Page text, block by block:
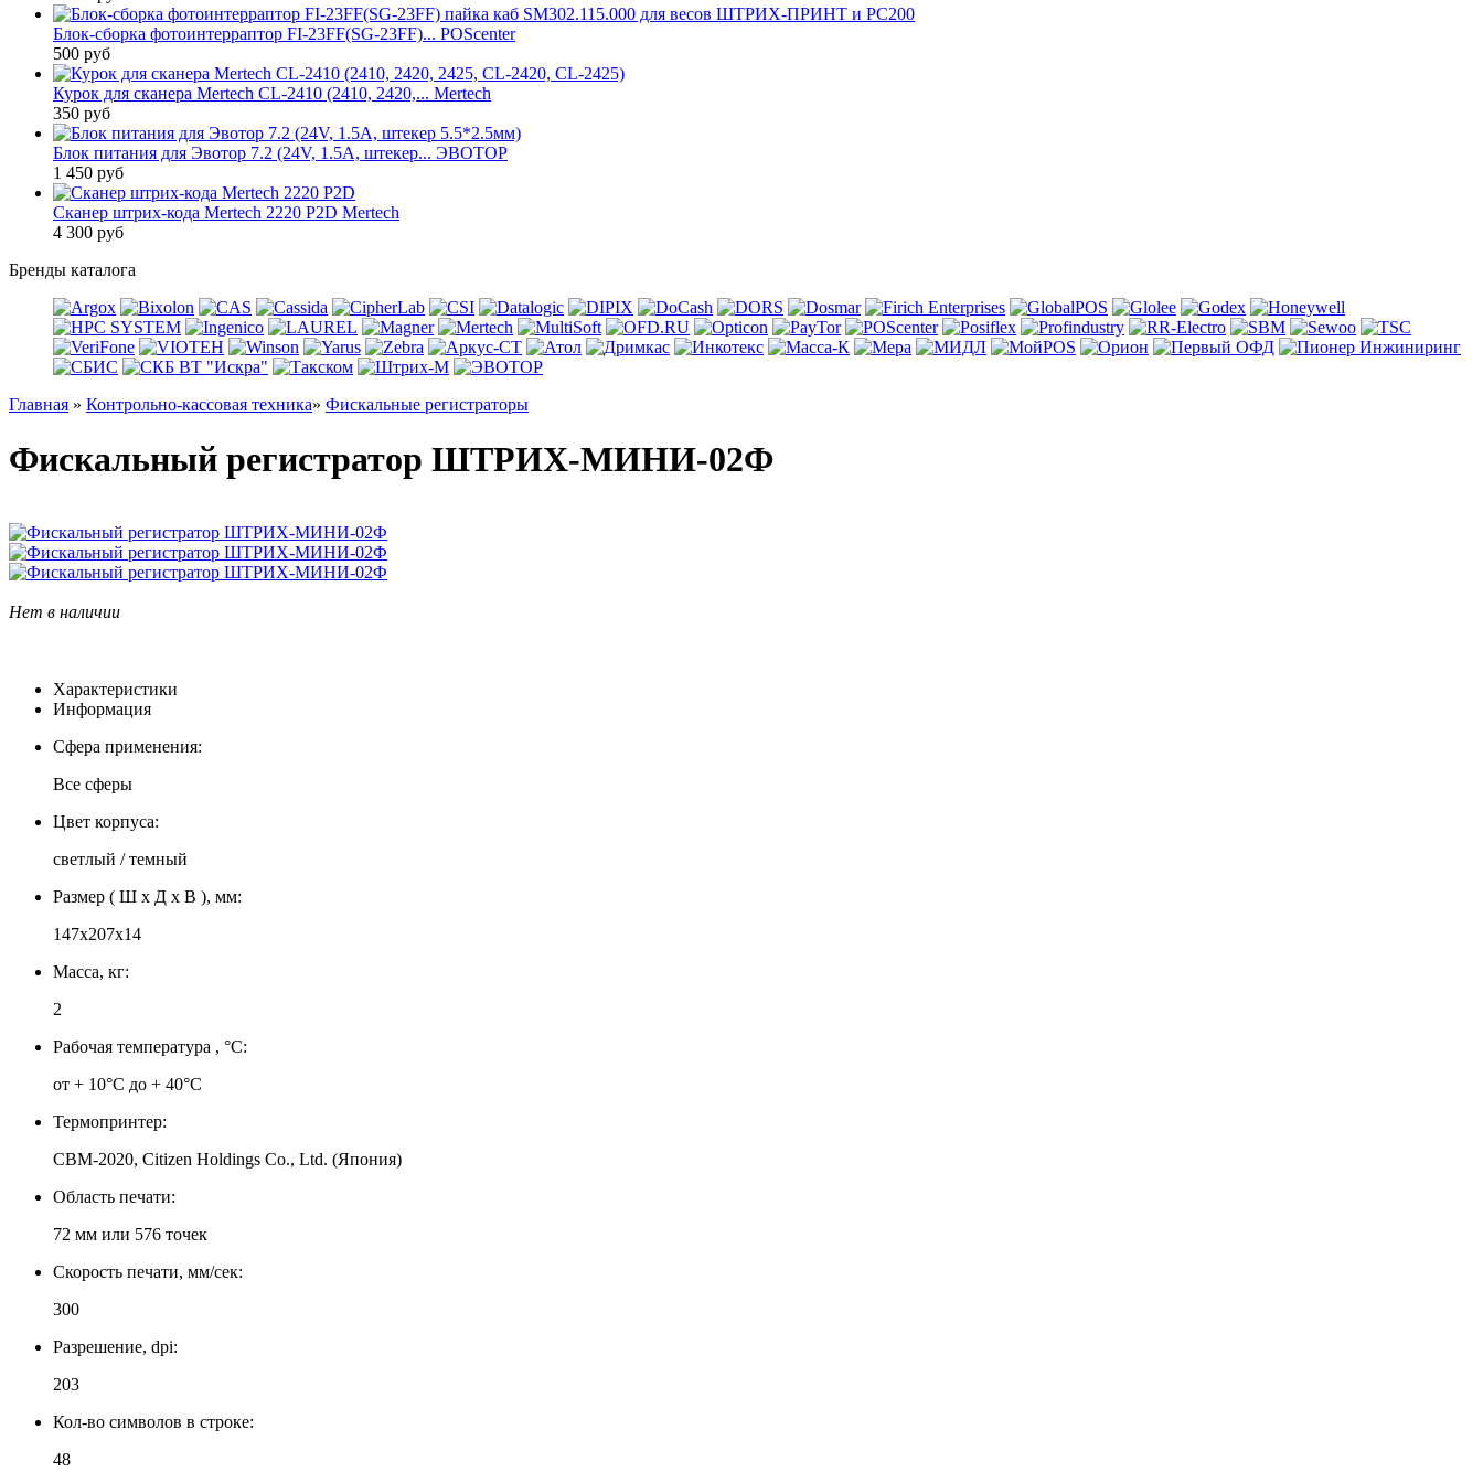
Блок-сборка фотоинтерраптор FI-23FF(SG-23FF)... POScenter
500 руб
Курок для сканера Mertech CL-2410 (2410, 2420,... Mertech
350 руб
Блок питания для Эвотор 7.2 (24V, 1.5A, штекер... ЭВОТОР
1 450 руб
Сканер штрих-кода Mertech 2220 P2D Mertech
4 300 руб
Бренды каталога
Главная » Контрольно-кассовая техника» Фискальные регистраторы
Фискальный регистратор ШТРИХ-МИНИ-02Ф
Нет в наличии
Характеристики
Информация
Сфера применения:
Все сферы
Цвет корпуса:
светлый / темный
Размер ( Ш x Д x В ), мм:
147х207х14
Масса, кг:
2
Рабочая температура , °C:
от + 10°C до + 40°C
Термопринтер:
CBM-2020, Citizen Holdings Co., Ltd. (Япония)
Область печати:
72 мм или 576 точек
Скорость печати, мм/сек:
300
Разрешение, dpi:
203
Кол-во символов в строке:
48